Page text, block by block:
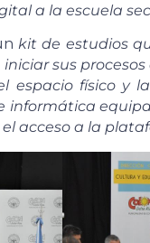
a la escuela
kit de estudios
sus
espacio físico y
informática
acceso a la